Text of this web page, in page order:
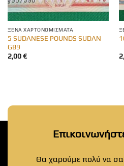
ΞΈΝΑ ΧΑΡΤΟΝΟΜΊΣΜΑΤΑ
5 SUDANESE POUNDS SUDAN
GB9
2,00€
Θα χαρούμε πολύ να